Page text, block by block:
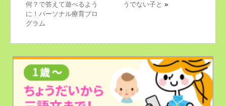
何？で答えて遊べるよう
に！パーソナル療育プロ
グラム
うでない子と »